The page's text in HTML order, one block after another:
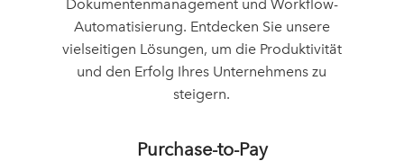
Dokumentenmanagement und Workflow-
Automatisierung. Entdecken Sie unsere
vielseitigen Lösungen, um die Produktivität
und den Erfolg Ihres Unternehmens zu
steigern.
Purchase-to-Pay